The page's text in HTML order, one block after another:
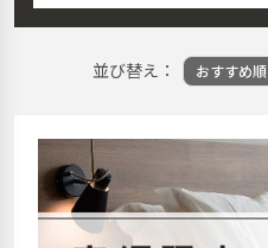
並び替え： おすすめ順